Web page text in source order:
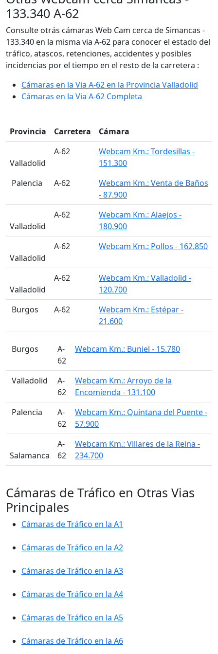
133.340 A-62
Consulte otrás cámaras Web Cam cerca de Simancas -
133.340 en la misma via A-62 para conocer el estado del
tráfico, atascos, retenciones, accidentes y posibles
incidencias por el tiempo en el resto de la carretera :
Cámaras en la Via A-62 en la Provincia Valladolid
Cámaras en la Via A-62 Completa
Provincia Carretera
Cámara
Valladolid
A-62
Webcam Km.: Tordesillas -
151.300
󠁭󠁶󠁳󠁣󠁿 Palencia
A-62
Webcam Km.: Venta de Baños
- 87.900
Valladolid
A-62
Webcam Km.: Alaejos -
180.900
Valladolid
A-62 Webcam Km.: Pollos - 162.850
Valladolid
A-62
Webcam Km.: Valladolid -
120.700
󠁭󠁶󠁳󠁣󠁿 Burgos
A-62
Webcam Km.: Estépar -
21.600
󠁭󠁶󠁳󠁣󠁿 Burgos
A-
62
Webcam Km.: Buniel - 15.780
󠁭󠁶󠁳󠁣󠁿 Valladolid
A-
62
Webcam Km.: Arroyo de la
Encomienda - 131.100
󠁭󠁶󠁳󠁣󠁿 Palencia
A-
62
Webcam Km.: Quintana del Puente -
57.900
Salamanca
A-
62
Webcam Km.: Villares de la Reina -
234.700
Cámaras de Tráfico en Otras Vias
Principales
Cámaras de Tráfico en la A1
Cámaras de Tráfico en la A2
Cámaras de Tráfico en la A3
Cámaras de Tráfico en la A4
Cámaras de Tráfico en la A5
Cámaras de Tráfico en la A6